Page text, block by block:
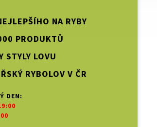
NA RYBY
PRODUKTŮ
STYLY LOVU
RYBOLOV V ČR
DEN: